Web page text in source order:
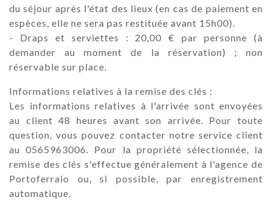
du séjour après l'état des lieux (en cas de paiement en
espèces, elle ne sera pas restituée avant 15h00).
- Draps et serviettes : 20,00 € par personne (à
demander au moment de la réservation) ; non
réservable sur place.
Informations relatives à la remise des clés :
Les informations relatives à l'arrivée sont envoyées
au client 48 heures avant son arrivée. Pour toute
question, vous pouvez contacter notre service client
au 0565963006. Pour la propriété sélectionnée, la
remise des clés s'effectue généralement à l'agence de
Portoferraio ou, si possible, par enregistrement
automatique.